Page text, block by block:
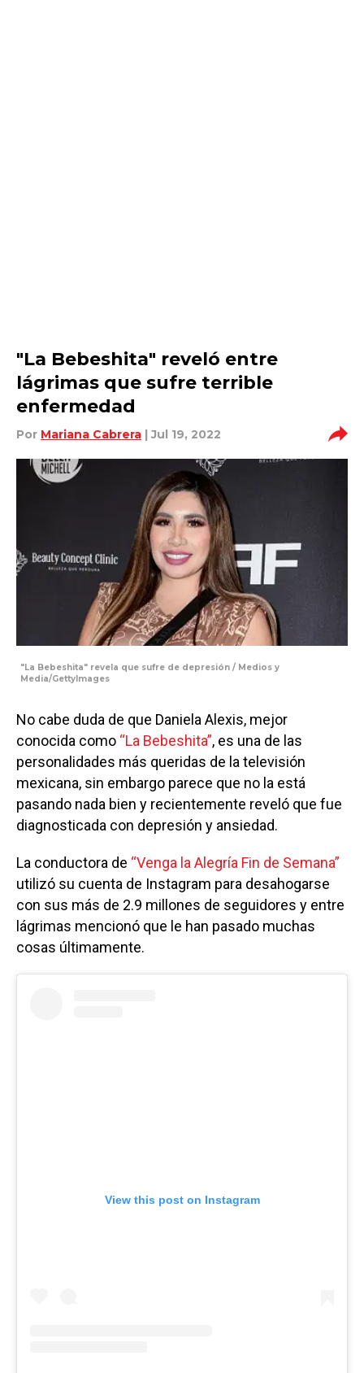
"La Bebeshita" reveló entre
lágrimas que sufre terrible
enfermedad
Por Mariana Cabrera | Jul 19, 2022
"La Bebeshita" revela que sufre de depresión / Medios y
Media/GettyImages
No cabe duda de que Daniela Alexis, mejor
conocida como “La Bebeshita”, es una de las
personalidades más queridas de la televisión
mexicana, sin embargo parece que no la está
pasando nada bien y recientemente reveló que fue
diagnosticada con depresión y ansiedad.
La conductora de “Venga la Alegría Fin de Semana”
utilizó su cuenta de Instagram para desahogarse
con sus más de 2.9 millones de seguidores y entre
lágrimas mencionó que le han pasado muchas
cosas últimamente.
View this post on Instagram